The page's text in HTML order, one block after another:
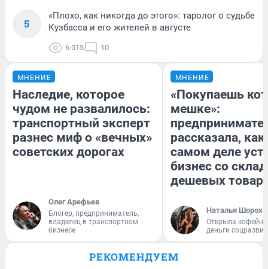
5
«Плохо, как никогда до этого»: таролог о судьбе
Кузбасса и его жителей в августе
6 015 10
МНЕНИЕ
Наследие, которое
чудом не развалилось:
транспортный эксперт
разнес миф о «вечных»
советских дорогах
Олег Арефьев
Блогер, предприниматель,
владелец в транспортном
бизнесе
МНЕНИЕ
«Покупаешь
мешке»:
рассказала, как
самом деле
бизнес со
дешевых
Наталья
Открыла
деньги
РЕКОМЕНДУЕМ